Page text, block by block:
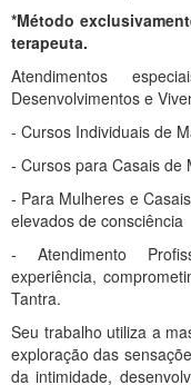
*Método
terapeuta.
Atendimentos
Desenvolvimentos e
- Cursos Individuais de
- Cursos para Casais de
- Para Mulheres e
elevados de consciência
- Atendimento
experiência,
Tantra.
Seu trabalho utiliza a
exploração das
da intimidade,